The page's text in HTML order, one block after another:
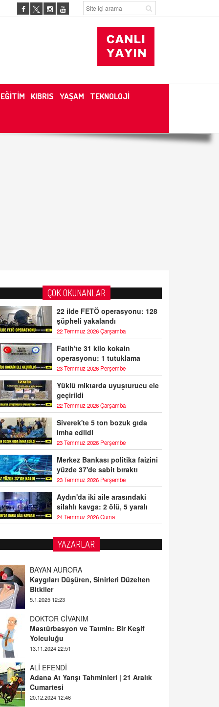
EĞİTİM KIBRIS YAŞAM TEKNOLOJİ
ÇOK OKUNANLAR
22 ilde FETÖ operasyonu: 128
şüpheli yakalandı
22 Temmuz 2026 Çarşamba
Fatih'te 31 kilo kokain
operasyonu: 1 tutuklama
23 Temmuz 2026 Perşembe
Yüklü miktarda uyuşturucu ele
geçirildi
22 Temmuz 2026 Çarşamba
Siverek'te 5 ton bozuk gıda
imha edildi
23 Temmuz 2026 Perşembe
Merkez Bankası politika faizini
yüzde 37'de sabit bıraktı
23 Temmuz 2026 Perşembe
Aydın'da iki aile arasındaki
silahlı kavga: 2 ölü, 5 yaralı
24 Temmuz 2026 Cuma
YAZARLAR
BAYAN AURORA
Kaygıları Düşüren, Sinirleri Düzelten
Bitkiler
5.1.2025 12:23
DOKTOR CİVANIM
Mastürbasyon ve Tatmin: Bir Keşif
Yolculuğu
13.11.2024 22:51
ALİ EFENDİ
Adana At Yarışı Tahminleri | 21 Aralık
Cumartesi
20.12.2024 12:46